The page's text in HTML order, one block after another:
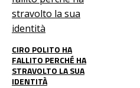
CIRO POLITO HA
FALLITO PERCHÉ HA
STRAVOLTO LA SUA
IDENTITÀ